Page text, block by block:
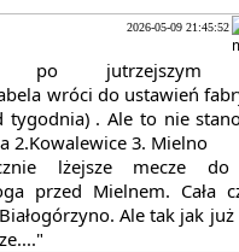
2026-05-09 21:45:52
po jutrzejszym
wróci do ustawień
tygodnia) . Ale to nie
2.Kowalewice 3. Mielno
lżejsze mecze do
przed Mielnem. Cała
Ale tak jak już